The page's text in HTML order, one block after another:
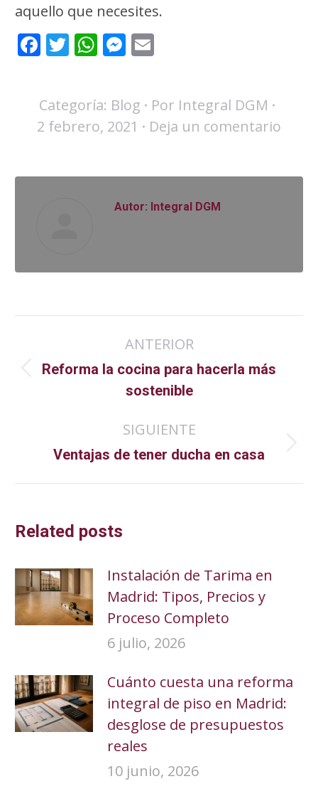
aquello que necesites.
Facebook
Twitter
WhatsApp
Messenger
Categoría: Blog Por Integral DGM
2 febrero, 2021
Deja un comentario
Autor: Integral DGM
entre
publicaciones
ANTERIOR
Publicación
anterior:
Reforma la cocina para hacerla más
sostenible
SIGUIENTE
Publicación
Ventajas de tener ducha en casa
Related posts
Instalación de Tarima en
Madrid: Tipos, Precios y
Proceso Completo
6 julio, 2026
Cuánto cuesta una reforma
integral de piso en Madrid:
desglose de presupuestos
reales
10 junio, 2026